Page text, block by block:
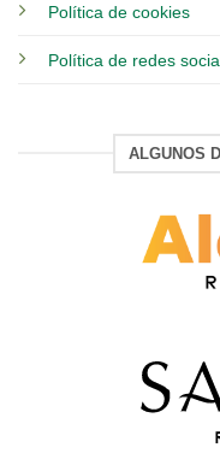
Política de cookies
Política de redes
ALGUNOS